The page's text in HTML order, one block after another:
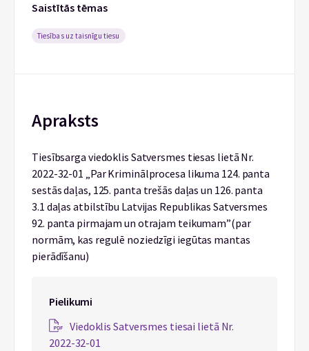
Saistītās tēmas
Tiesības uz taisnīgu tiesu
Apraksts
Tiesībsarga viedoklis Satversmes tiesas lietā Nr.
2022-32-01 „Par Kriminālprocesa likuma 124. panta
sestās daļas, 125. panta trešās daļas un 126. panta
3.1 daļas atbilstību Latvijas Republikas Satversmes
92. panta pirmajam un otrajam teikumam”(par
normām, kas regulē noziedzīgi iegūtas mantas
pierādīšanu)
Pielikumi
Viedoklis Satversmes tiesai lietā Nr.
2022-32-01